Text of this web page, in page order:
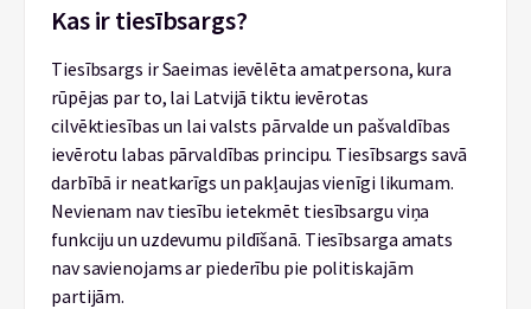
Kas ir tiesībsargs?
Tiesībsargs ir Saeimas ievēlēta amatpersona, kura
rūpējas par to, lai Latvijā tiktu ievērotas
cilvēktiesības un lai valsts pārvalde un pašvaldības
ievērotu labas pārvaldības principu. Tiesībsargs savā
darbībā ir neatkarīgs un pakļaujas vienīgi likumam.
Nevienam nav tiesību ietekmēt tiesībsargu viņa
funkciju un uzdevumu pildīšanā. Tiesībsarga amats
nav savienojams ar piederību pie politiskajām
partijām.